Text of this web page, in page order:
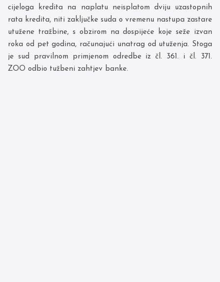
cijeloga kredita na naplatu neisplatom dviju uzastopnih
rata kredita, niti zaključke suda o vremenu nastupa zastare
utužene tražbine, s obzirom na dospijeće koje seže izvan
roka od pet godina, računajući unatrag od utuženja. Stoga
je sud pravilnom primjenom odredbe iz čl. 361. i čl. 371.
ZOO odbio tužbeni zahtjev banke.